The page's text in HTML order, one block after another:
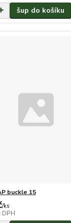
šup do košíku
buckle 15
/ks
DPH